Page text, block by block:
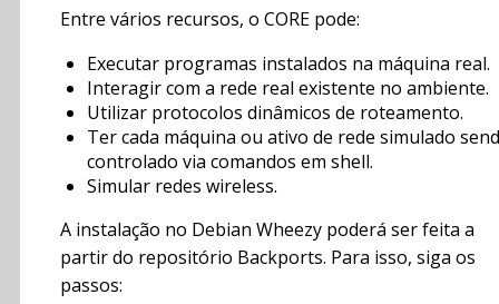
Entre vários recursos, o CORE pode:
Executar programas instalados na máquina real.
Interagir com a rede real existente no ambiente.
Utilizar protocolos dinâmicos de roteamento.
Ter cada máquina ou ativo de rede simulado
controlado via comandos em shell.
Simular redes wireless.
A instalação no Debian Wheezy poderá ser feita a
partir do repositório Backports. Para isso, siga os
passos: